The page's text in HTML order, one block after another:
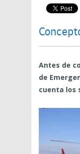
Antes de
de
cuenta los